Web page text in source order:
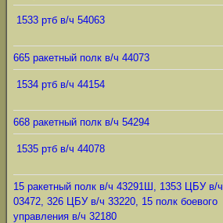
1533 ртб в/ч 54063
665 ракетный полк в/ч 44073
1534 ртб в/ч 44154
668 ракетный полк в/ч 54294
1535 ртб в/ч 44078
15 ракетный полк в/ч 43291Ш, 1353 ЦБУ в/ч
03472, 326 ЦБУ в/ч 33220, 15 полк боевого
управления в/ч 32180